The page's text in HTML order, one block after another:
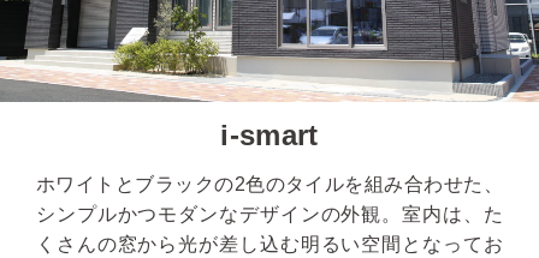
i-smart
ホワイトとブラックの2色のタイルを組み合わせた、
シンプルかつモダンなデザインの外観。室内は、た
くさんの窓から光が差し込む明るい空間となってお